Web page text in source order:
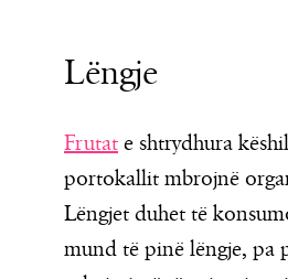
Lëngje
Frutat e shtrydhura
portokallit mbrojnë
Lëngjet duhet të
mund të pinë lëngje, pa